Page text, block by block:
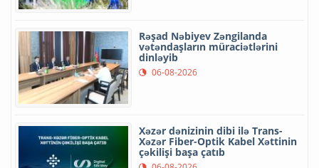
Rəşad Nəbiyev Zəngilanda
vətəndaşların müraciətlərini
dinləyib
06-08-2026
Xəzər dənizinin dibi ilə Trans-
Xəzər Fiber-Optik Kabel Xəttinin
çəkilişi başa çatıb